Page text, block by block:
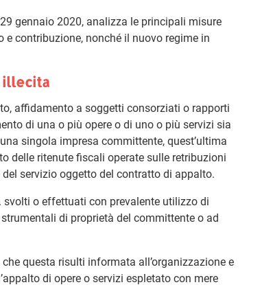
gennaio 2020, analizza le principali misure
e contribuzione, nonché il nuovo regime in
illecita
affidamento a soggetti consorziati o rapporti
di una o più opere o di uno o più servizi sia
singola impresa committente, quest’ultima
delle ritenute fiscali operate sulle retribuzioni
servizio oggetto del contratto di appalto.
svolti o effettuati con prevalente utilizzo di
di proprietà del committente o ad
questa risulti informata all’organizzazione e
di opere o servizi espletato con mere